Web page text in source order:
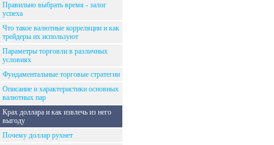
Правильно выбрать время - залог
успеха
Что такое валютные корреляции и как
трейдеры их используют
Параметры торговли в различных
условиях
Фундаментальные торговые стратегии
Описание и характеристики основных
валютных пар
Крах доллара и как извлечь из него
выгоду
Почему доллар рухнет